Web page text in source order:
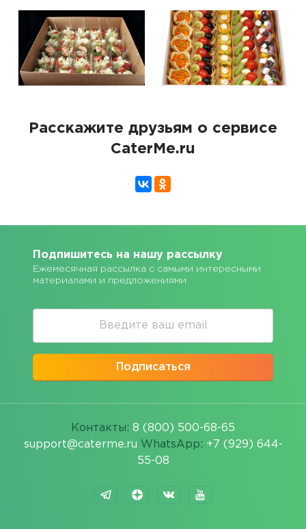
Расскажите друзьям о сервисе
CaterMe.ru
Подпишитесь на нашу рассылку
Ежемесячная рассылка с самыми интересными
материалами и предложениями
Подписаться
Контакты: 8 (800) 500-68-65
support@caterme.ru WhatsApp: +7 (929) 644-
55-08